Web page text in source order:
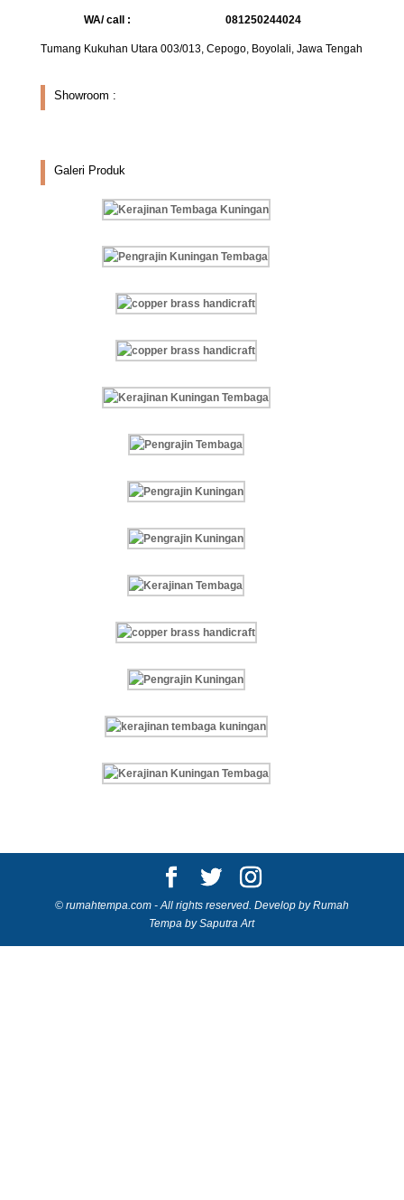
WA/ call : 081250244024
Tumang Kukuhan Utara 003/013, Cepogo, Boyolali, Jawa Tengah
Showroom :
Galeri Produk
© rumahtempa.com - All rights reserved. Develop by Rumah
Tempa by Saputra Art